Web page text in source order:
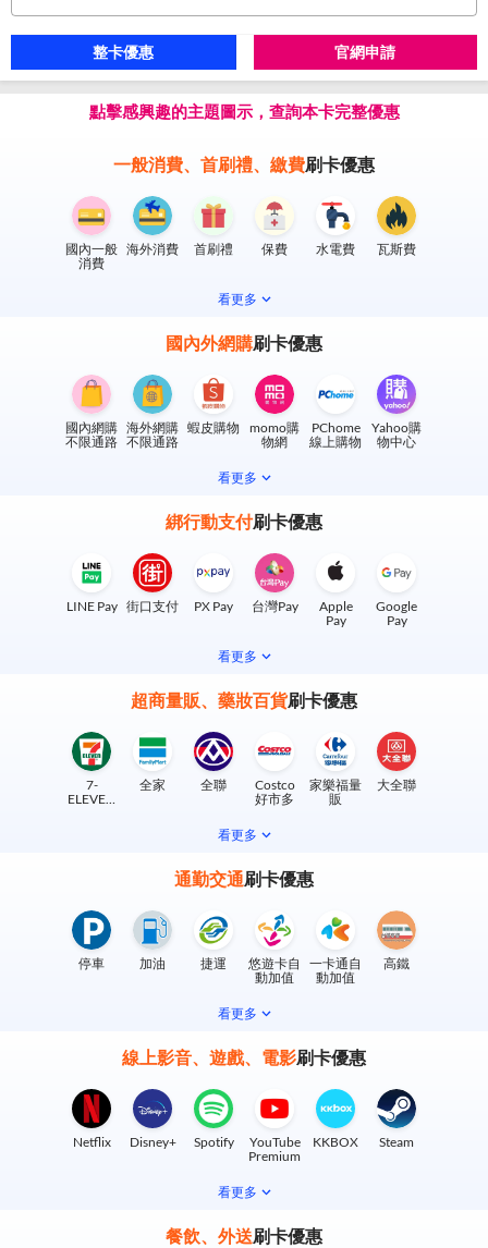
整卡優惠 官網申請
點擊感興趣的主題圖示，查詢本卡完整優惠
一般消費、首刷禮、繳費刷卡優惠
國內一般
消費
海外消費 首刷禮 保費 水電費 瓦斯費
看更多
國內外網購刷卡優惠
國內網購
不限通路
海外網購
不限通路
蝦皮購物
momo購
物網
PChome
線上購物
Yahoo購
物中心
看更多
綁行動支付刷卡優惠
LINE Pay 街口支付 PX Pay 台灣Pay
Apple
Pay
Google
Pay
看更多
超商量販、藥妝百貨刷卡優惠
7-
ELEVEN
全家 全聯
Costco
好市多
家樂福量
販
大全聯
看更多
通勤交通刷卡優惠
停車 加油 捷運
悠遊卡自
動加值
一卡通自
動加值
高鐵
看更多
線上影音、遊戲、電影刷卡優惠
Netflix Disney+ Spotify
YouTube
Premium
KKBOX Steam
看更多
餐飲、外送刷卡優惠